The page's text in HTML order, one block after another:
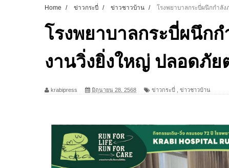
Home / ข่าวกระบี่ / ข่าวชาวบ้าน / โรงพยาบาลกระบี่ผนึกกำลั
โรงพยาบาลกระบี่ผนึก
งานวิ่งยิ่งใหญ่ ปลอดภัย
krabipress มิถุนายน 28, 2568 ข่าวกระบี่ ข่าวชาวบ้าน